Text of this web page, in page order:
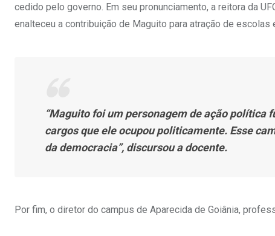
cedido pelo governo. Em seu pronunciamento, a reitora da
enalteceu a contribuição de Maguito para atração de escolas
“Maguito foi um personagem de ação política
cargos que ele ocupou politicamente. Esse
da democracia”, discursou a docente.
Por fim, o diretor do campus de Aparecida de Goiânia,